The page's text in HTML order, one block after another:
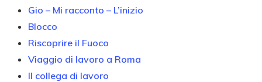
Gio – Mi racconto – L’inizio
Blocco
Riscoprire il Fuoco
Viaggio di lavoro a Roma
Il collega di lavoro